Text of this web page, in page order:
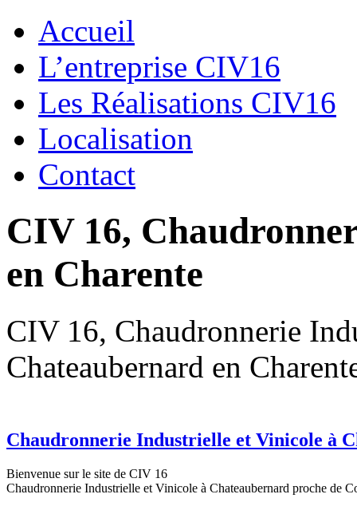
Accueil
L’entreprise CIV16
Les Réalisations CIV16
Localisation
Contact
CIV 16,
en Charente
CIV 16, Chaudronnerie
Chateaubernard en
Chaudronnerie Industrielle et Vinicole à
Bienvenue sur le site de CIV 16
Chaudronnerie Industrielle et Vinicole à Chateaubernard proche de